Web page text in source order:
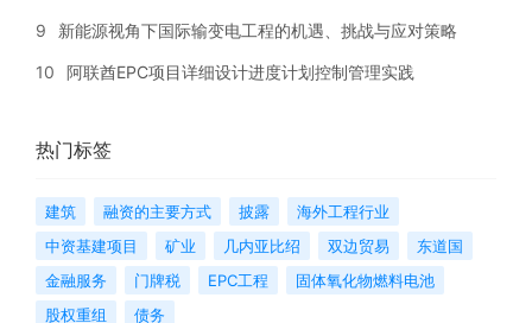
9 新能源视角下国际输变电工程的机遇、挑战与应对策略
10 阿联酋EPC项目详细设计进度计划控制管理实践
热门标签
建筑 融资的主要方式 披露
海外工程行业
中资基建项目
矿业 几内亚比绍 双边贸易
东道国
金融服务
门牌税 EPC工程
固体氧化物燃料电池
股权重组
债务